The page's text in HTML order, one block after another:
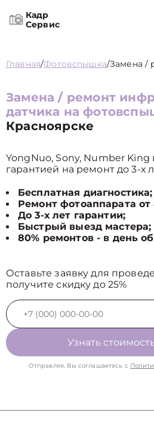
Кадр
Сервис
Главная/Фотовспышка/Замена /
Замена / ремонт
датчика на
Красноярске
YongNuo, Sony, Number
гарантией на ремонт до 3-х
Бесплатная диагностика;
Ремонт фотоаппарата
До 3-х лет гарантии;
Быстрый выезд мастера;
80% ремонтов - в день
Оставьте заявку для
получите скидку до 25%
Узнать
Отправляя, Вы соглашаетесь с